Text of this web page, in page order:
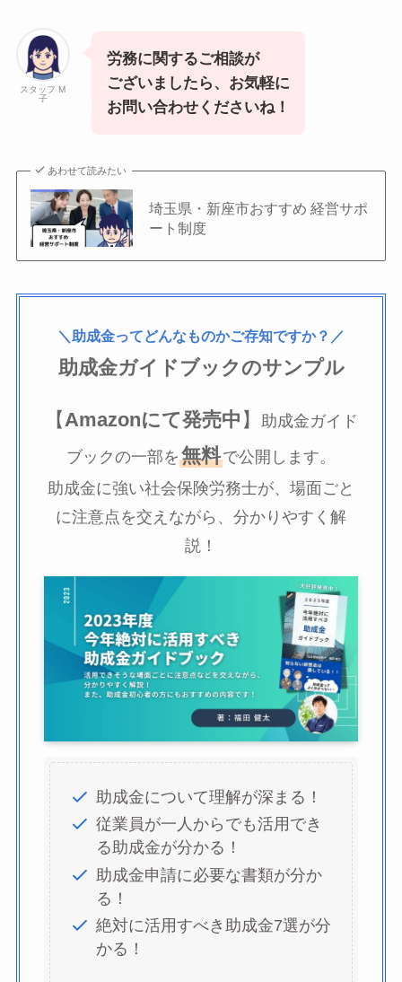
スタッフ M
子
労務に関するご相談が
ございましたら、お気軽に
お問い合わせくださいね！
あわせて読みたい
埼玉県・新座市おすすめ 経営サポ
ート制度
＼助成金ってどんなものかご存知ですか？／
助成金ガイドブックのサンプル
【Amazonにて発売中 】
助成金ガイド
ブックの一部を 無料で公開します。
助成金に強い社会保険労務士が、場面ごと
に注意点を交えながら、分かりやすく解
説！
助成金について理解が深まる！
従業員が一人からでも活用でき
る助成金が分かる！
助成金申請に必要な書類が分か
る！
絶対に活用すべき助成金7選が分
かる！